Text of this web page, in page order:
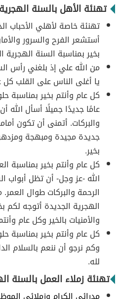
تهنئة الأهل بالسنة الهجرية
تهنئة خاصة لأهلي الأحباب
أستشعر الفرح والسرور
بخير بمناسبة السنة الهجرية
من الله علي إذ بلغني رأس
يا أغلى الناس على القلب كل
كل عام وأنتم بخير بمناسبة
عامًا جديدًا جميلًا أسأل الله
والبركات. أتمنى أن تكون
جديدة مجيدة ومبهجة
بخير.
كل عام وأنتم بخير بمناسبة
الله -عز وجل- أن تظل أبواب
الرحمة والبركات طوال
الهجرية الجديدة أتوجه لكم
والأمنيات بالخير وكل عام
كل عام وأنتم بخير بمناسبة
وكم نرجو أن ننعم بالسلام
لله.
تهنئة زملاء العمل بالسنة